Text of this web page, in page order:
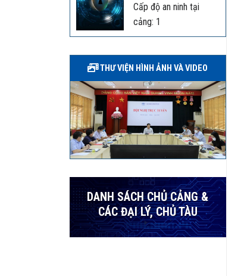
Cấp độ an ninh tại
cảng: 1
THƯ VIỆN HÌNH ẢNH VÀ VIDEO
DANH SÁCH CHỦ CẢNG &
CÁC ĐẠI LÝ, CHỦ TÀU